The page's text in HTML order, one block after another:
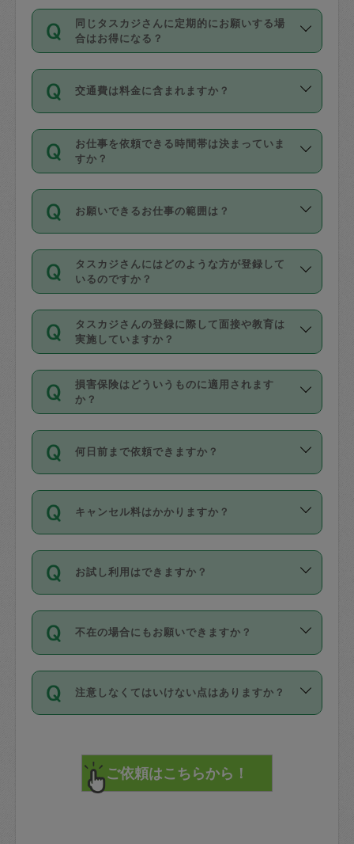
いません。
があり、レビュー件数、レビューの平均
値、などで除々に設定可能な最高額が上
がっていく仕組みになっています。
お支払方法はクレジットカード（Visa／
Master／JCB／AMERICAN EXPRESS／
Diners Club）のみとなります。
を行う際にご入力ください。プロフィー
ル登録時にはご入力いただかなくても大
丈夫です。
デビットカード・プリペイドカード（Vプ
リカ、au WALLETなど）は支払にはご利
銀行振込や現金払いも対応していませ
なお、タスカジさんの交通費も、依頼料
金のご請求と合わせてお支払いとなりま
動計算で表示されます。
同じタスカジさんに定期的にお願いする場
合はお得になる？
依頼には「スポット」と「定期（毎週｜
隔週）」があり、「定期」の依頼は「ス
ポット」よりお得な料金でご利用できま
す。
定期の最低利用回数は設けていない代わ
りに、一定数を超えたキャンセルは有償
（例：毎週定期の場合は３回以上のキャ
ンセルが有償（1200円、隔週定期の場合
は２回以上のキャンセルが有償（1200
交通費は料金に含まれますか？
交通費は依頼料金とは別途発生し、依頼
料金のご請求と合わせてお支払いとなり
ます。交通費の金額は「依頼の詳細」に
お仕事を依頼できる時間帯は決まっていま
すか？
時間帯は3種類あります。いずれも１回あ
たり３時間です。
・ＡＭ ９時～１２時
・ＰＭ １３時～１６時
・夜 １８時～２１時
開始時間を２時間前後変更することが可
能です。依頼送信後、個別にタスカジさ
んにメッセージを送り調整してくださ
い。ただし、２時間を越えての調整はで
時間も被らない場合、損害保険の対象外
お願いできるお仕事の範囲は？
掃除、整理収納、洗濯、買い物、料理、
作り置きです。タスカジさんによってで
きる仕事の範囲が異なりますので、依頼
する前にタスカジさんのプロフィールで
確認してください。
基本的に、高所での作業や危険作業、屋
外での作業は対象外です。
タスカジさんにはどのような方が登録して
いるのですか？
主婦として長年の家事経験をお持ちの
方、栄養士・調理師といった資格者で保
育園や学校の給食やレストランで料理関
係の専門職に従事されていた方、日本で
すでにハウスキーパーや英語の先生とし
てお仕事をしているフィリピン出身の
社員など様々なバックグラウンドの方が
登録しています。
日本語も話せる方など様々です。
ールに記載していますので、各自の得意
を依頼してください。
タスカジさんの登録に際して面接や教育は
実施していますか？
応募の際に、各自事務局との面接と説明
を行っています。その後、身分証明書の
写真提出をしていただいています。外国
確認しています。タスカジさんトレーニ
ング動画を使ったセルフトレーニングの
現場トライアルを受け、合格したタスカ
ジさんが活動されています。
※テストセンターの講評は１件目のレビュ
参考
【詳細】タスカジさんの登録に際
損害保険はどういうものに適用されます
か？
依頼者とタスカジさんとの間でタスカジ
を通して成立した作業時間内での作業に
適用されます。作業範囲は、掃除、洗
です。作業中に物を壊したり、人にけが
をさせたりした場合が対象で、補償金額
す。
写真を撮り、
詳細FAQ：
損害賠償保険について教えて
何日前まで依頼できますか？
ご依頼は、現在を起点に3日後（72時間
以降）の日時から受付可能となっていま
す。
タスカジさんへ「募集」をかけることが
可能です。
キャンセル料はかかりますか？
キャンセル料には、以下の2種類がありま
す。
1. 直前キャンセル（定期、スポット契約
共通）
72時間を超える※と、以下のキャンセル
料が発生します。
直前キャンセル料：
72時間前〜24時間前＝依頼料金の50%
お試し利用はできますか？
「お試し利用」というメニューはありま
せんが、「一回のみ」依頼を活用するこ
とによって、気に入ったタスカジさんを
まず、条件の合う気になるタスカジさ
みてください。
その後、一番気に入ったタスカジさんに
不在の場合にもお願いできますか？
不在の場合の作業はタスカジさんの同意
が必要です。数回の依頼ののち、タスカ
ジさんと依頼者の間で十分な信頼関係が
てください。
不在時に部屋に入るためにタスカジさん
注意しなくてはいけない点はありますか？
で、必ず鍵のかかるロッカーや金庫に入
れて依頼者の責任の元管理するよう心掛
けてください。